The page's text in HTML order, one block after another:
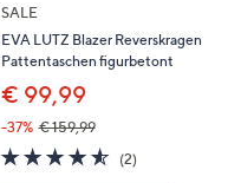
SALE
EVA LUTZ Blazer Reverskragen
Pattentaschen figurbetont
€ 99,99
-37% € 159,99
4.5
von
(2)